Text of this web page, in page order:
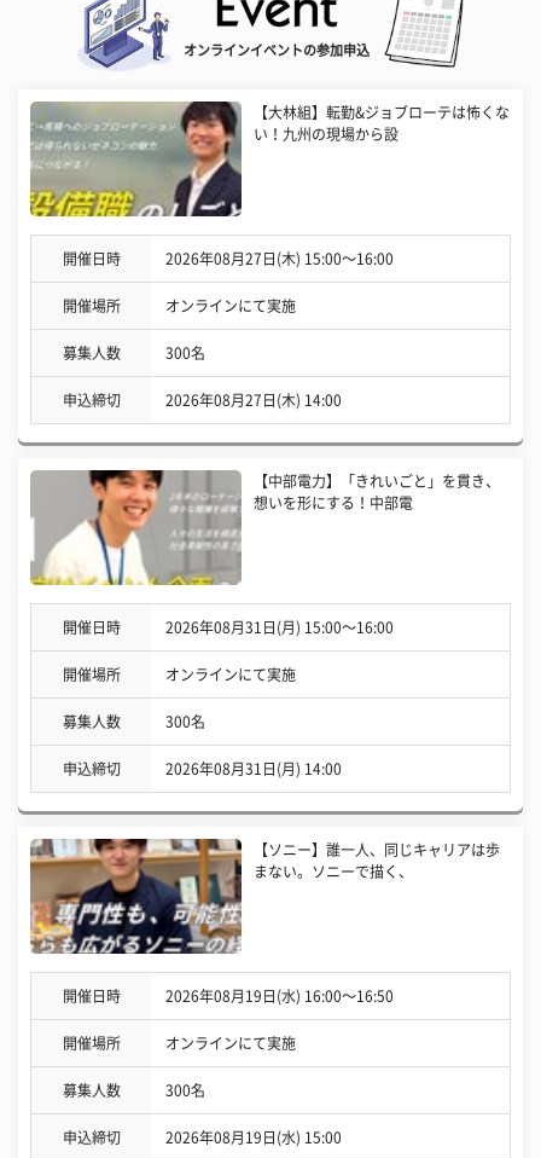
オンラインイベントの参加申込
【大林組】転勤&ジョブローテは怖くな
い！九州の現場から設
開催日時 2026年08月27日(木) 15:00〜16:00
開催場所 オンラインにて実施
募集人数 300名
申込締切 2026年08月27日(木) 14:00
【中部電力】「きれいごと」を貫き、
想いを形にする！中部電
開催日時 2026年08月31日(月) 15:00〜16:00
開催場所 オンラインにて実施
募集人数 300名
申込締切 2026年08月31日(月) 14:00
【ソニー】誰一人、同じキャリアは歩
まない。ソニーで描く、
開催日時 2026年08月19日(水) 16:00〜16:50
開催場所 オンラインにて実施
募集人数 300名
申込締切 2026年08月19日(水) 15:00